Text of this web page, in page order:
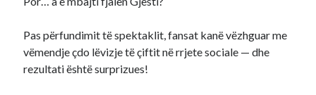
Pas përfundimit të spektaklit, fansat kanë vëzhguar me
vëmendje çdo lëvizje të çiftit në rrjete sociale — dhe
rezultati është surprizues!